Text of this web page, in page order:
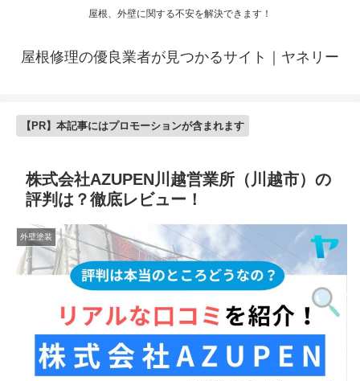
屋根、外壁に関する不安を解決できます！
屋根修理の優良業者が見つかるサイト｜ヤネリー
【PR】本記事にはプロモーションが含まれます
株式会社AZUPEN川越営業所（川越市）の
評判は？徹底レビュー！
外壁塗装